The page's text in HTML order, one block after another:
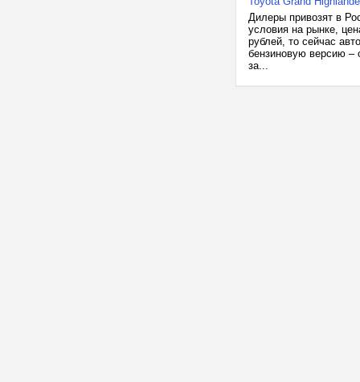
Дилеры привозят в
условия на рынке,
рублей, то сейчас
бензиновую версию
за...